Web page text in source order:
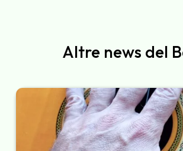
Altre news del